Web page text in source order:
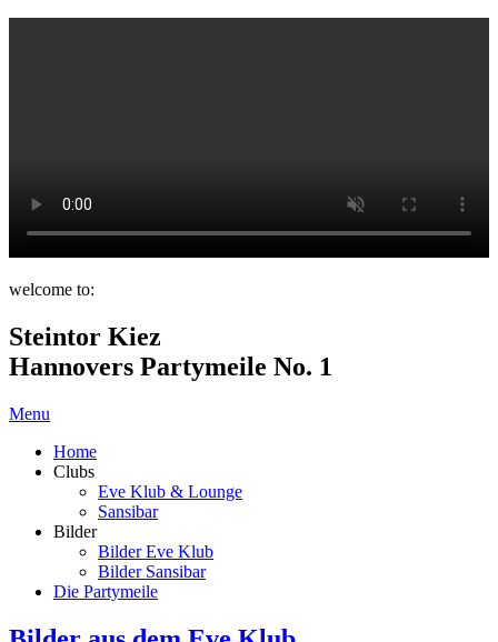
welcome to:
Steintor Kiez
Hannovers Partymeile No. 1
Menu
Home
Clubs
Eve Klub & Lounge
Sansibar
Bilder
Bilder Eve Klub
Bilder Sansibar
Die Partymeile